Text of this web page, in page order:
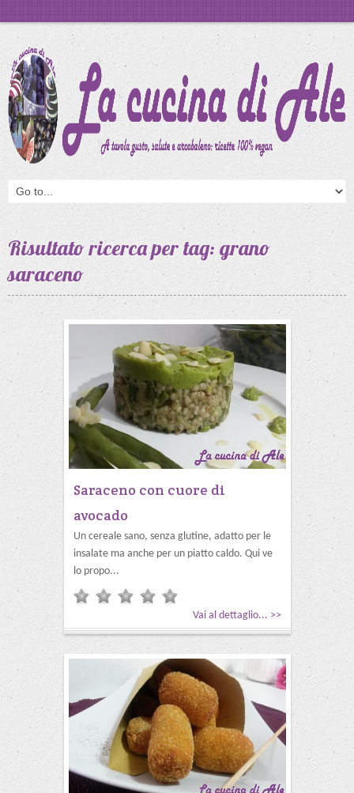
Risultato ricerca per tag: grano
saraceno
Saraceno con cuore di
avocado
Un cereale sano, senza glutine, adatto per le
insalate ma anche per un piatto caldo. Qui ve
lo propo...
Vai al dettaglio... >>